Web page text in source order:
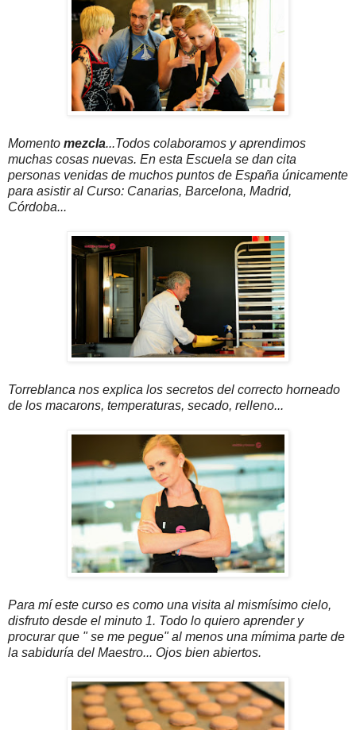
Momento mezcla...Todos colaboramos y aprendimos
muchas cosas nuevas. En esta Escuela se dan cita
personas venidas de muchos puntos de España únicamente
para asistir al Curso: Canarias, Barcelona, Madrid,
Córdoba...
Torreblanca nos explica los secretos del correcto horneado
de los macarons, temperaturas, secado, relleno...
Para mí este curso es como una visita al mismísimo cielo,
disfruto desde el minuto 1. Todo lo quiero aprender y
procurar que " se me pegue" al menos una mímima parte de
la sabiduría del Maestro... Ojos bien abiertos.